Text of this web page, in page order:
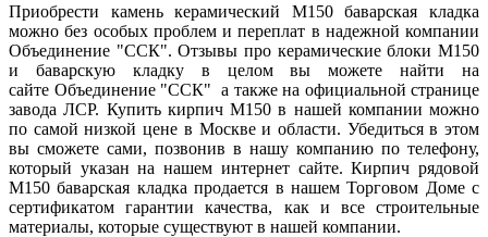
Приобрести камень керамический М150 баварская кладка
можно без особых проблем и переплат в надежной компании
Объединение "ССК". Отзывы про керамические блоки М150
и баварскую кладку в целом вы можете найти на
сайте Объединение "ССК" а также на официальной странице
завода ЛСР. Купить кирпич М150 в нашей компании можно
по самой низкой цене в Москве и области. Убедиться в этом
вы сможете сами, позвонив в нашу компанию по телефону,
который указан на нашем интернет сайте. Кирпич рядовой
М150 баварская кладка продается в нашем Торговом Доме с
сертификатом гарантии качества, как и все строительные
материалы, которые существуют в нашей компании.